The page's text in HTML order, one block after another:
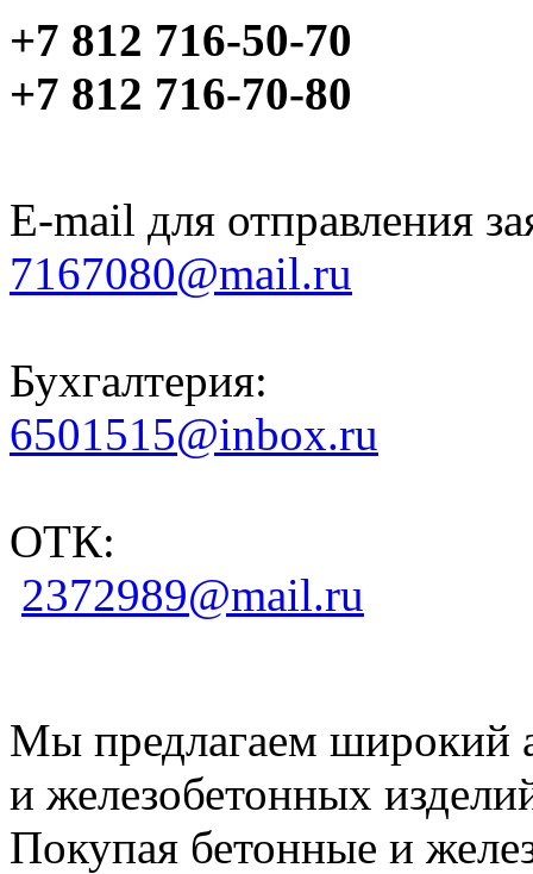
+7 812 716-50-70
+7 812 716-70-80
E-mail для отправления
7167080@mail.ru
Бухгалтерия:
6501515@inbox.ru
ОТК:
2372989@mail.ru
Мы предлагаем широкий
и железобетонных
Покупая бетонные и